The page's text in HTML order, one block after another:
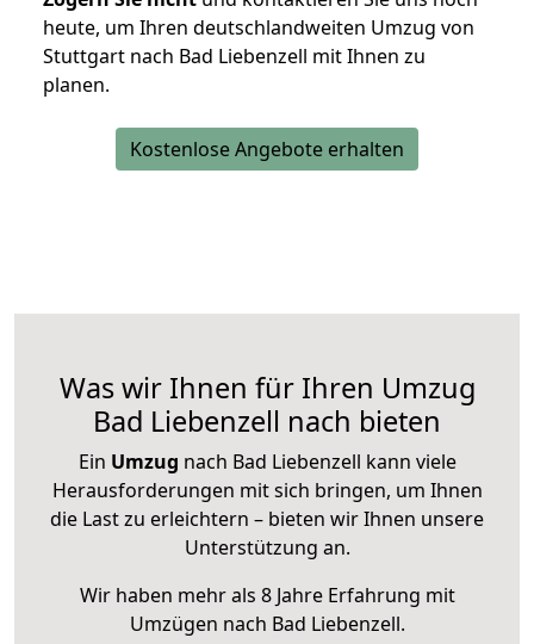
heute, um Ihren deutschlandweiten Umzug von
Stuttgart nach Bad Liebenzell mit Ihnen zu
planen.
Kostenlose Angebote erhalten
Was wir Ihnen für Ihren Umzug
Bad Liebenzell nach bieten
Ein Umzug nach Bad Liebenzell kann viele
Herausforderungen mit sich bringen, um Ihnen
die Last zu erleichtern – bieten wir Ihnen unsere
Unterstützung an.
Wir haben mehr als 8 Jahre Erfahrung mit
Umzügen nach Bad Liebenzell.